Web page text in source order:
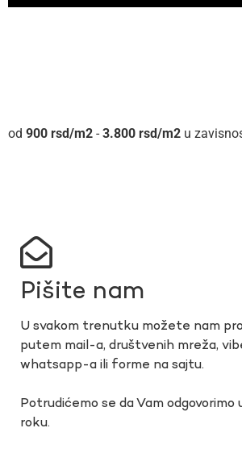
900 rsd - 3.800 rsd u
Pišite nam
U svakom trenutku možete nam
putem mail-a, društvenih mreža,
whatsapp-a ili forme na sajtu.
Potrudićemo se da Vam
roku.